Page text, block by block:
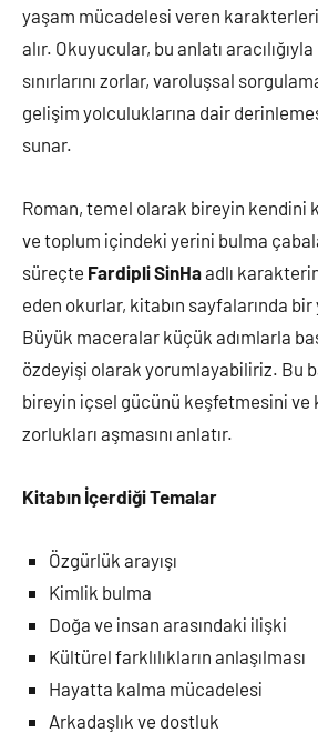
yaşam mücadelesi veren
alır. Okuyucular, bu anlatı
sınırlarını zorlar, varoluşsal
gelişim yolculuklarına dair
sunar.
Roman, temel olarak bireyin kendini
ve toplum içindeki yerini bulma
süreçte Fardipli SinHaadlı
eden okurlar, kitabın sayfalarında
Büyük maceralar küçük adımlarla
özdeyişi olarak yorumlayabiliriz. Bu
bireyin içsel gücünü keşfetmesini ve
zorlukları aşmasını anlatır.
Kitabın İçerdiği Temalar
Özgürlük arayışı
Kimlik bulma
Doğa ve insan arasındaki ilişki
Kültürel farklılıkların anlaşılması
Hayatta kalma mücadelesi
Arkadaşlık ve dostluk